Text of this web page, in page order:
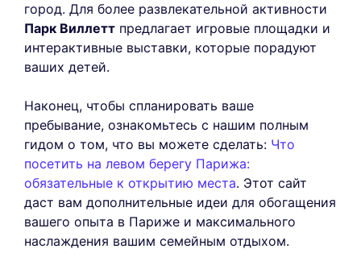
город. Для более развлекательной активности
Парк Виллетт предлагает игровые площадки и
интерактивные выставки, которые порадуют
ваших детей.
Наконец, чтобы спланировать ваше
пребывание, ознакомьтесь с нашим полным
гидом о том, что вы можете сделать: Что
посетить на левом берегу Парижа:
обязательные к открытию места. Этот сайт
даст вам дополнительные идеи для обогащения
вашего опыта в Париже и максимального
наслаждения вашим семейным отдыхом.